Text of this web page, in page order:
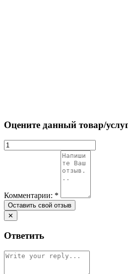
Оцените данный товар/
Комментарии: *
✕
Ответить